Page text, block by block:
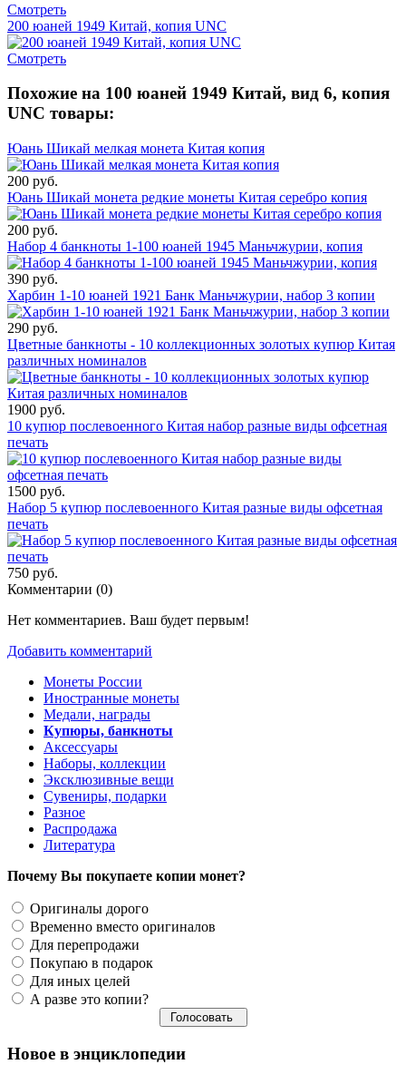
Смотреть
200 юаней 1949 Китай, копия UNC
Смотреть
Похожие на 100 юаней 1949 Китай, вид 6, копия
UNC товары:
Юань Шикай мелкая монета Китая копия
200 руб.
Юань Шикай монета редкие монеты Китая серебро копия
200 руб.
Набор 4 банкноты 1-100 юаней 1945 Маньчжурии, копия
390 руб.
Харбин 1-10 юаней 1921 Банк Маньчжурии, набор 3 копии
290 руб.
Цветные банкноты - 10 коллекционных золотых купюр Китая
различных номиналов
1900 руб.
10 купюр послевоенного Китая набор разные виды офсетная
печать
1500 руб.
Набор 5 купюр послевоенного Китая разные виды офсетная
печать
750 руб.
Комментарии (0)
Нет комментариев. Ваш будет первым!
Добавить комментарий
Монеты России
Иностранные монеты
Медали, награды
Купюры, банкноты
Аксессуары
Наборы, коллекции
Эксклюзивные вещи
Сувениры, подарки
Разное
Распродажа
Литература
Почему Вы покупаете копии монет?
Оригиналы дорого
Временно вместо оригиналов
Для перепродажи
Покупаю в подарок
Для иных целей
А разве это копии?
Новое в энциклопедии